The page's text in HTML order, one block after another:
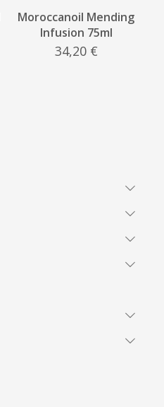
Moroccanoil Mending
Infusion 75ml
34,20 €